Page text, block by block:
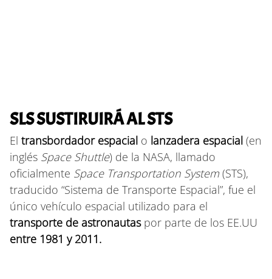
SLS SUSTIRUIRÁ AL STS
El transbordador espacial o lanzadera espacial (en
inglés Space Shuttle) de la NASA, llamado
oficialmente Space Transportation System(STS),
traducido “Sistema de Transporte Espacial”, fue el
único vehículo espacial utilizado para el
transporte de astronautaspor parte de los EE.UU
entre 1981 y 2011.